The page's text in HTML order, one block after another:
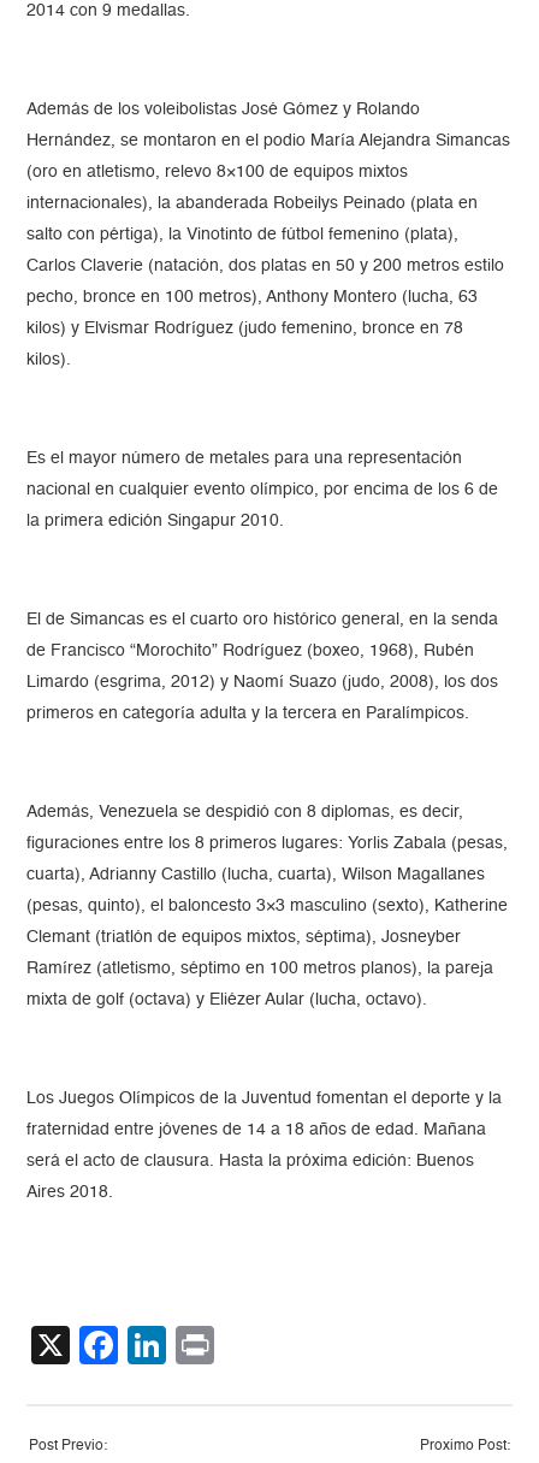
2014 con 9 medallas.
Además de los voleibolistas José Gómez y Rolando
Hernández, se montaron en el podio María Alejandra Simancas
(oro en atletismo, relevo 8×100 de equipos mixtos
internacionales), la abanderada Robeilys Peinado (plata en
salto con pértiga), la Vinotinto de fútbol femenino (plata),
Carlos Claverie (natación, dos platas en 50 y 200 metros estilo
pecho, bronce en 100 metros), Anthony Montero (lucha, 63
kilos) y Elvismar Rodríguez (judo femenino, bronce en 78
kilos).
Es el mayor número de metales para una representación
nacional en cualquier evento olímpico, por encima de los 6 de
la primera edición Singapur 2010.
El de Simancas es el cuarto oro histórico general, en la senda
de Francisco “Morochito” Rodríguez (boxeo, 1968), Rubén
Limardo (esgrima, 2012) y Naomí Suazo (judo, 2008), los dos
primeros en categoría adulta y la tercera en Paralímpicos.
Además, Venezuela se despidió con 8 diplomas, es decir,
figuraciones entre los 8 primeros lugares: Yorlis Zabala (pesas,
cuarta), Adrianny Castillo (lucha, cuarta), Wilson Magallanes
(pesas, quinto), el baloncesto 3×3 masculino (sexto), Katherine
Clemant (triatlón de equipos mixtos, séptima), Josneyber
Ramírez (atletismo, séptimo en 100 metros planos), la pareja
mixta de golf (octava) y Eliézer Aular (lucha, octavo).
Los Juegos Olímpicos de la Juventud fomentan el deporte y la
fraternidad entre jóvenes de 14 a 18 años de edad. Mañana
será el acto de clausura. Hasta la próxima edición: Buenos
Aires 2018.
X Facebook
LinkedIn
Post Previo: Proximo Post: